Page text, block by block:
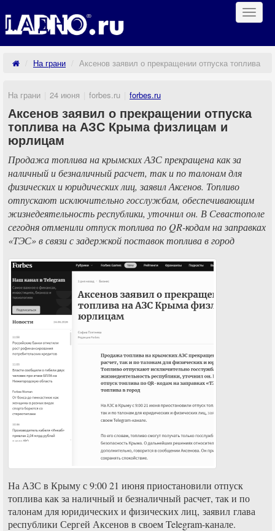
На грани Аксенов заявил о прекращении отпуска топлива
На грани 24 июня forbes.ru forbes.ru
Аксенов заявил о прекращении отпуска
топлива на АЗС Крыма физлицам и
юрлицам
Продажа топлива на крымских АЗС прекращена как за
наличный и безналичный расчет, так и по талонам для
физических и юридических лиц, заявил Аксенов. Топливо
отпускают исключительно госслужбам, обеспечивающим
жизнедеятельность республики, уточнил он. В Севастополе
сегодня отменили отпуск топлива по QR-кодам на заправках
«ТЭС» в связи с задержкой поставок топлива в город
На АЗС в Крыму с 9:00 21 июня приостановили отпуск
топлива как за наличный и безналичный расчет, так и по
талонам для юридических и физических лиц, заявил глава
республики Сергей Аксенов в своем Telegram-канале.